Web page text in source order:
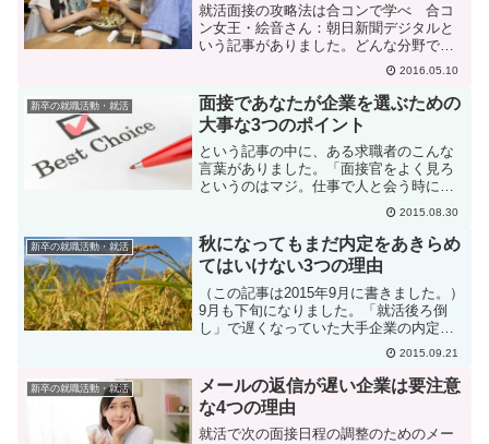
就活面接の攻略法は合コンで学べ 合コ
ン女王・絵音さん：朝日新聞デジタルと
いう記事がありました。どんな分野で
も、それを極めた人のいうことには、必
ず他の分野にも共通する原理原則が盛り
込まれているものですが、これはまさに
その例だと思いました。実に...
2016.05.10
新卒の就職活動・就活
面接であなたが企業を選ぶための
大事な3つのポイント
という記事の中に、ある求職者のこんな
言葉がありました。「面接官をよく見ろ
というのはマジ。仕事で人と会う時に身
なりをきっちりできない奴は人間として
もgdgdって本当だった」「面接でクセの
ある人は、仕事したらそのクセが100倍く
らいになったので...
2015.08.30
新卒の就職活動・就活
秋になってもまだ内定をあきらめ
てはいけない3つの理由
（この記事は2015年9月に書きました。）
9月も下旬になりました。「就活後ろ倒
し」で遅くなっていた大手企業の内定出
しも終わって、多くの企業は10月1日の内
定式の準備に入っている時期でしょう。
学生さんの方は、今年は全体としては売
り手市場で、「...
2015.09.21
新卒の就職活動・就活
メールの返信が遅い企業は要注意
な4つの理由
就活で次の面接日程の調整のためのメー